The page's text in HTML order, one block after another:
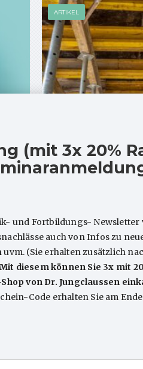
ARTIKEL
Ist
Arbeiten in der
Ist
“erlaubt”? Ja – so …
(mit 3x 20%
und Fortbildungs- Newsletter
auch von Infos zu
(Sie erhalten zusätzlich
Mit diesem können Sie 3x mit
von Dr. Jungclaussen
Code erhalten Sie am